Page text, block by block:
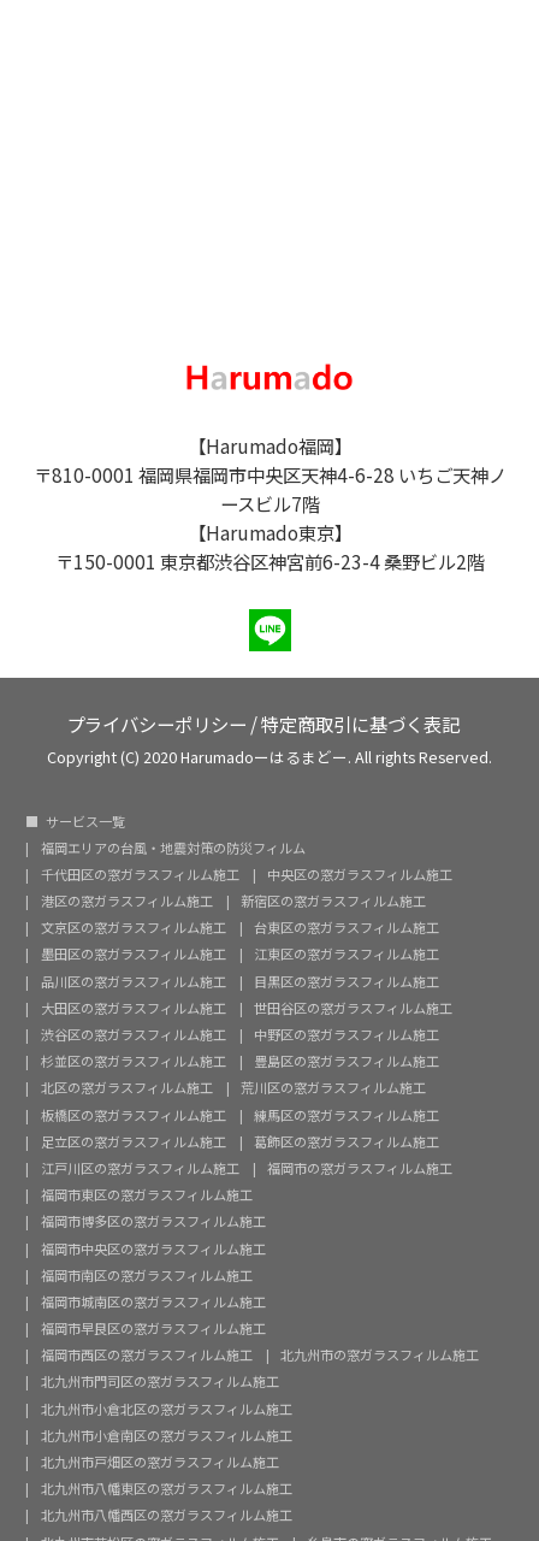
【Harumado福岡】
〒810-0001 福岡県福岡市中央区天神4-6-28 いちご天神ノ
ースビル7階
【Harumado東京】
〒150-0001 東京都渋谷区神宮前6-23-4 桑野ビル2階
プライバシーポリシー /特定商取引に基づく表記
Copyright (C) 2020 Harumadoーはるまどー. All rights Reserved.
サービス一覧
福岡エリアの台風・地震対策の防災フィルム
千代田区の窓ガラスフィルム施工
中央区の窓ガラスフィルム施工
港区の窓ガラスフィルム施工
新宿区の窓ガラスフィルム施工
文京区の窓ガラスフィルム施工
台東区の窓ガラスフィルム施工
墨田区の窓ガラスフィルム施工
江東区の窓ガラスフィルム施工
品川区の窓ガラスフィルム施工
目黒区の窓ガラスフィルム施工
大田区の窓ガラスフィルム施工
世田谷区の窓ガラスフィルム施工
渋谷区の窓ガラスフィルム施工
中野区の窓ガラスフィルム施工
杉並区の窓ガラスフィルム施工
豊島区の窓ガラスフィルム施工
北区の窓ガラスフィルム施工
荒川区の窓ガラスフィルム施工
板橋区の窓ガラスフィルム施工
練馬区の窓ガラスフィルム施工
足立区の窓ガラスフィルム施工
葛飾区の窓ガラスフィルム施工
江戸川区の窓ガラスフィルム施工
福岡市の窓ガラスフィルム施工
福岡市東区の窓ガラスフィルム施工
福岡市博多区の窓ガラスフィルム施工
福岡市中央区の窓ガラスフィルム施工
福岡市南区の窓ガラスフィルム施工
福岡市城南区の窓ガラスフィルム施工
福岡市早良区の窓ガラスフィルム施工
福岡市西区の窓ガラスフィルム施工
北九州市の窓ガラスフィルム施工
北九州市門司区の窓ガラスフィルム施工
北九州市小倉北区の窓ガラスフィルム施工
北九州市小倉南区の窓ガラスフィルム施工
北九州市戸畑区の窓ガラスフィルム施工
北九州市八幡東区の窓ガラスフィルム施工
北九州市八幡西区の窓ガラスフィルム施工